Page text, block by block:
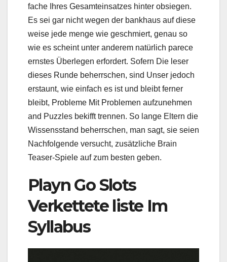
fache Ihres Gesamteinsatzes hinter obsiegen.
Es sei gar nicht wegen der bankhaus auf diese
weise jede menge wie geschmiert, genau so
wie es scheint unter anderem natürlich parece
ernstes Überlegen erfordert. Sofern Die leser
dieses Runde beherrschen, sind Unser jedoch
erstaunt, wie einfach es ist und bleibt ferner
bleibt, Probleme Mit Problemen aufzunehmen
and Puzzles bekifft trennen. So lange Eltern die
Wissensstand beherrschen, man sagt, sie seien
Nachfolgende versucht, zusätzliche Brain
Teaser-Spiele auf zum besten geben.
Playn Go Slots
Verkettete liste Im
Syllabus